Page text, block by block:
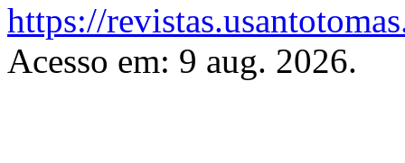
https://
Acesso em: 9 aug. 2026.